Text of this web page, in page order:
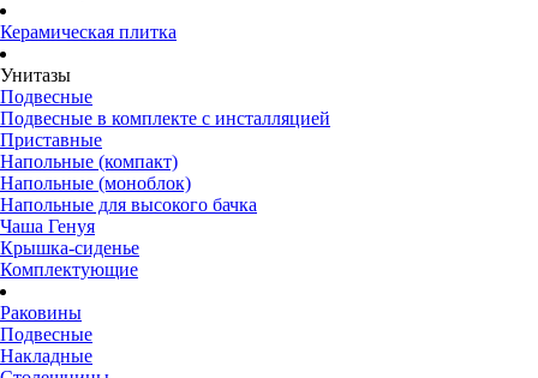
Керамическая плитка
Унитазы
Подвесные
Подвесные в комплекте с инсталляцией
Приставные
Напольные (компакт)
Напольные (моноблок)
Напольные для высокого бачка
Чаша Генуя
Крышка-сиденье
Комплектующие
Раковины
Подвесные
Накладные